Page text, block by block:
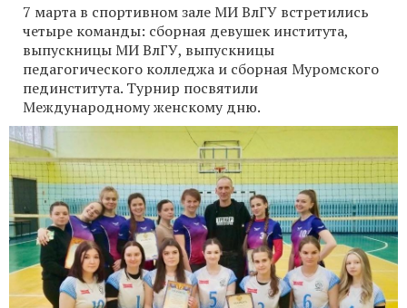
7 марта в спортивном зале МИ ВлГУ встретились
четыре команды: сборная девушек института,
выпускницы МИ ВлГУ, выпускницы
педагогического колледжа и сборная Муромского
пединститута. Турнир посвятили
Международному женскому дню.